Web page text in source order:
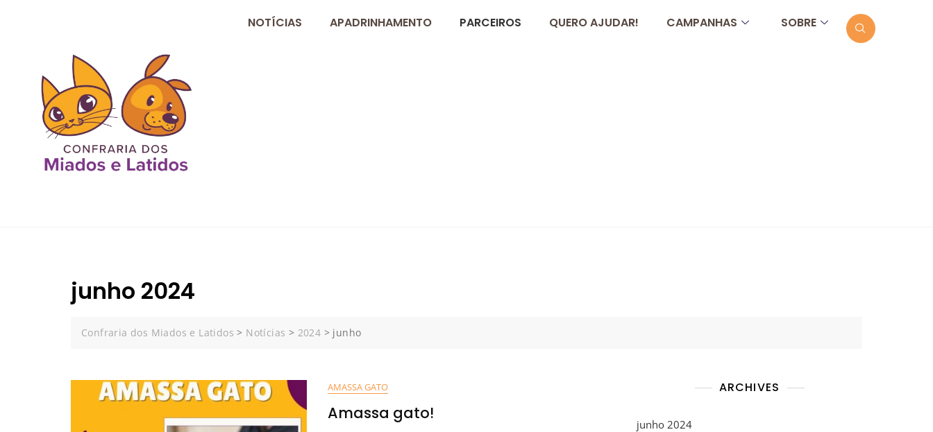
NOTÍCIAS APADRINHAMENTO PARCEIROS QUERO AJUDAR! CAMPANHAS SOBRE
junho 2024
Confraria dos Miados e Latidos > Notícias > 2024 > junho
AMASSA GATO
Amassa gato!
ARCHIVES
junho 2024